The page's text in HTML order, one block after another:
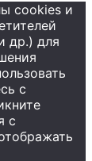
cookies и
др.) для
с
с